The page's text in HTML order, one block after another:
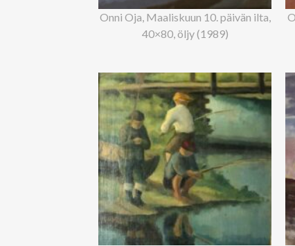
Onni Oja, Maaliskuun 10. päivän ilta,
40×80, öljy (1989)